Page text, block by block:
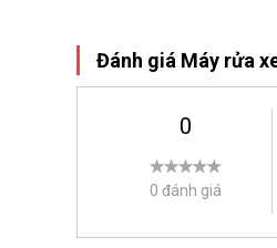
Công suất máy
trợ quá trình cọ rửa
bẩn bám dính nhất.
dùng có thể dễ
Đánh giá Máy rửa
0
0 đánh giá